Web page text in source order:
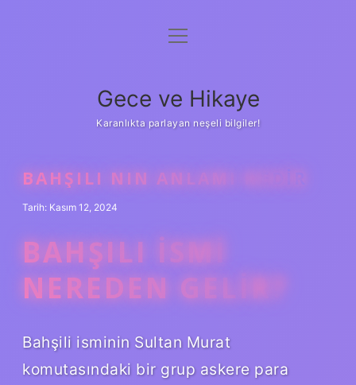
Anasayfa
Yasal Uyarı
menüyü
Gece ve Hikaye
Karanlıkta parlayan neşeli bilgiler!
BAHŞILI NIN ANLAMI NEDIR
Tarih: Kasım 12, 2024
BAHŞILI ISMI
NEREDEN GELIR?
Bahşili isminin Sultan Murat
komutasındaki bir grup askere para